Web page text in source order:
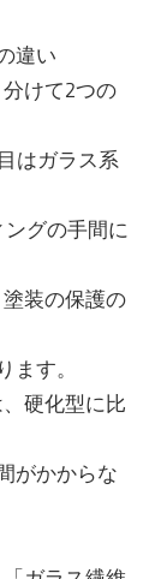
違い
けて2つの
はガラス系
グの手間に
装の保護の
す。
硬化型に比
がかからな